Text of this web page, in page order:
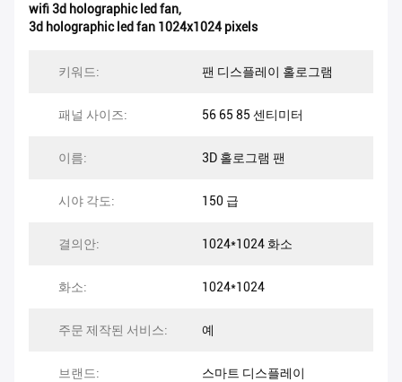
wifi 3d holographic led fan,
3d holographic led fan 1024x1024 pixels
키워드: 팬 디스플레이 홀로그램
패널 사이즈: 56 65 85 센티미터
이름: 3D 홀로그램 팬
시야 각도: 150 급
결의안: 1024*1024 화소
화소: 1024*1024
주문 제작된 서비스: 예
브랜드: 스마트 디스플레이